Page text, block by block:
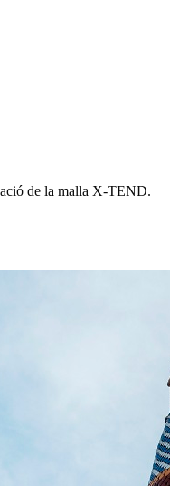
de la malla X-TEND.